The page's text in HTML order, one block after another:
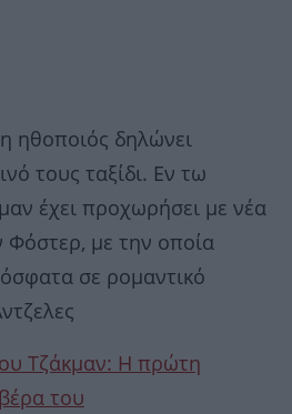
ηθοποιός δηλώνει
τους ταξίδι. Εν τω
έχει προχωρήσει με νέα
με την οποία
σε ρομαντικό
Τζάκμαν: Η πρώτη
του